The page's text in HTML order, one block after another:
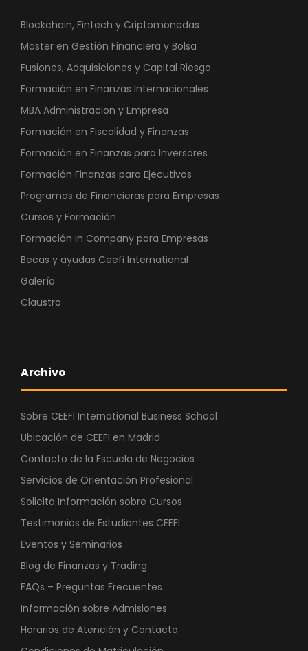
Blockchain, Fintech y Criptomonedas
Master en Gestión Financiera y Bolsa
Fusiones, Adquisiciones y Capital Riesgo
Formación en Finanzas Internacionales
MBA Administracion y Empresa
Formación en Fiscalidad y Finanzas
Formación en Finanzas para Inversores
Formación Finanzas para Ejecutivos
Programas de Financieras para Empresas
Cursos y Formación
Formación in Company para Empresas
Becas y ayudas Ceefi International
Galería
Claustro
Archivo
Sobre CEEFI International Business School
Ubicación de CEEFI en Madrid
Contacto de la Escuela de Negocios
Servicios de Orientación Profesional
Solicita Información sobre Cursos
Testimonios de Estudiantes CEEFI
Eventos y Seminarios
Blog de Finanzas y Trading
FAQs – Preguntas Frecuentes
Información sobre Admisiones
Horarios de Atención y Contacto